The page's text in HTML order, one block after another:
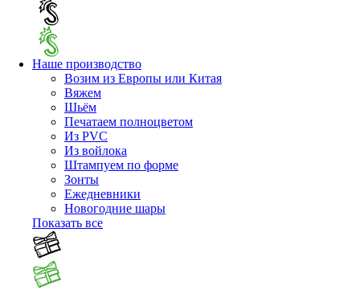
Наше производство
Возим из Европы или Китая
Вяжем
Шьём
Печатаем полноцветом
Из PVC
Из войлока
Штампуем по форме
Зонты
Ежедневники
Новогодние шары
Показать все